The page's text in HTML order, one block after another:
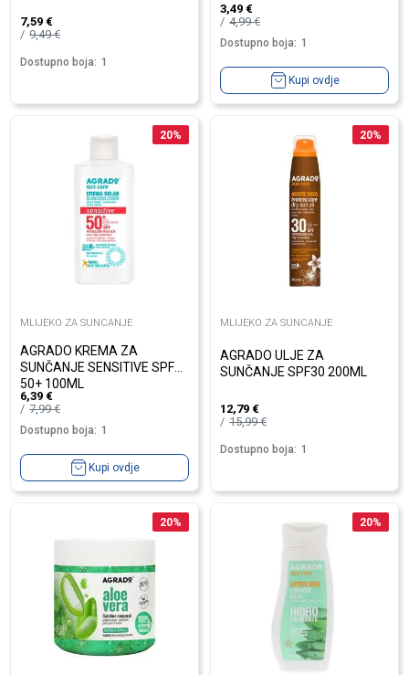
7,59 €
9,49€
Dostupno boja: 1
3,49 €
4,99€
Dostupno boja: 1
Kupi ovdje
20%
MLIJEKO ZA SUNCANJE
AGRADO KREMA ZA
SUNČANJE SENSITIVE SPF
50+ 100ML
6,39 €
7,99€
Dostupno boja: 1
Kupi ovdje
20%
MLIJEKO ZA SUNCANJE
AGRADO ULJE ZA
SUNČANJE SPF30 200ML
12,79 €
15,99€
Dostupno boja: 1
20% 20%